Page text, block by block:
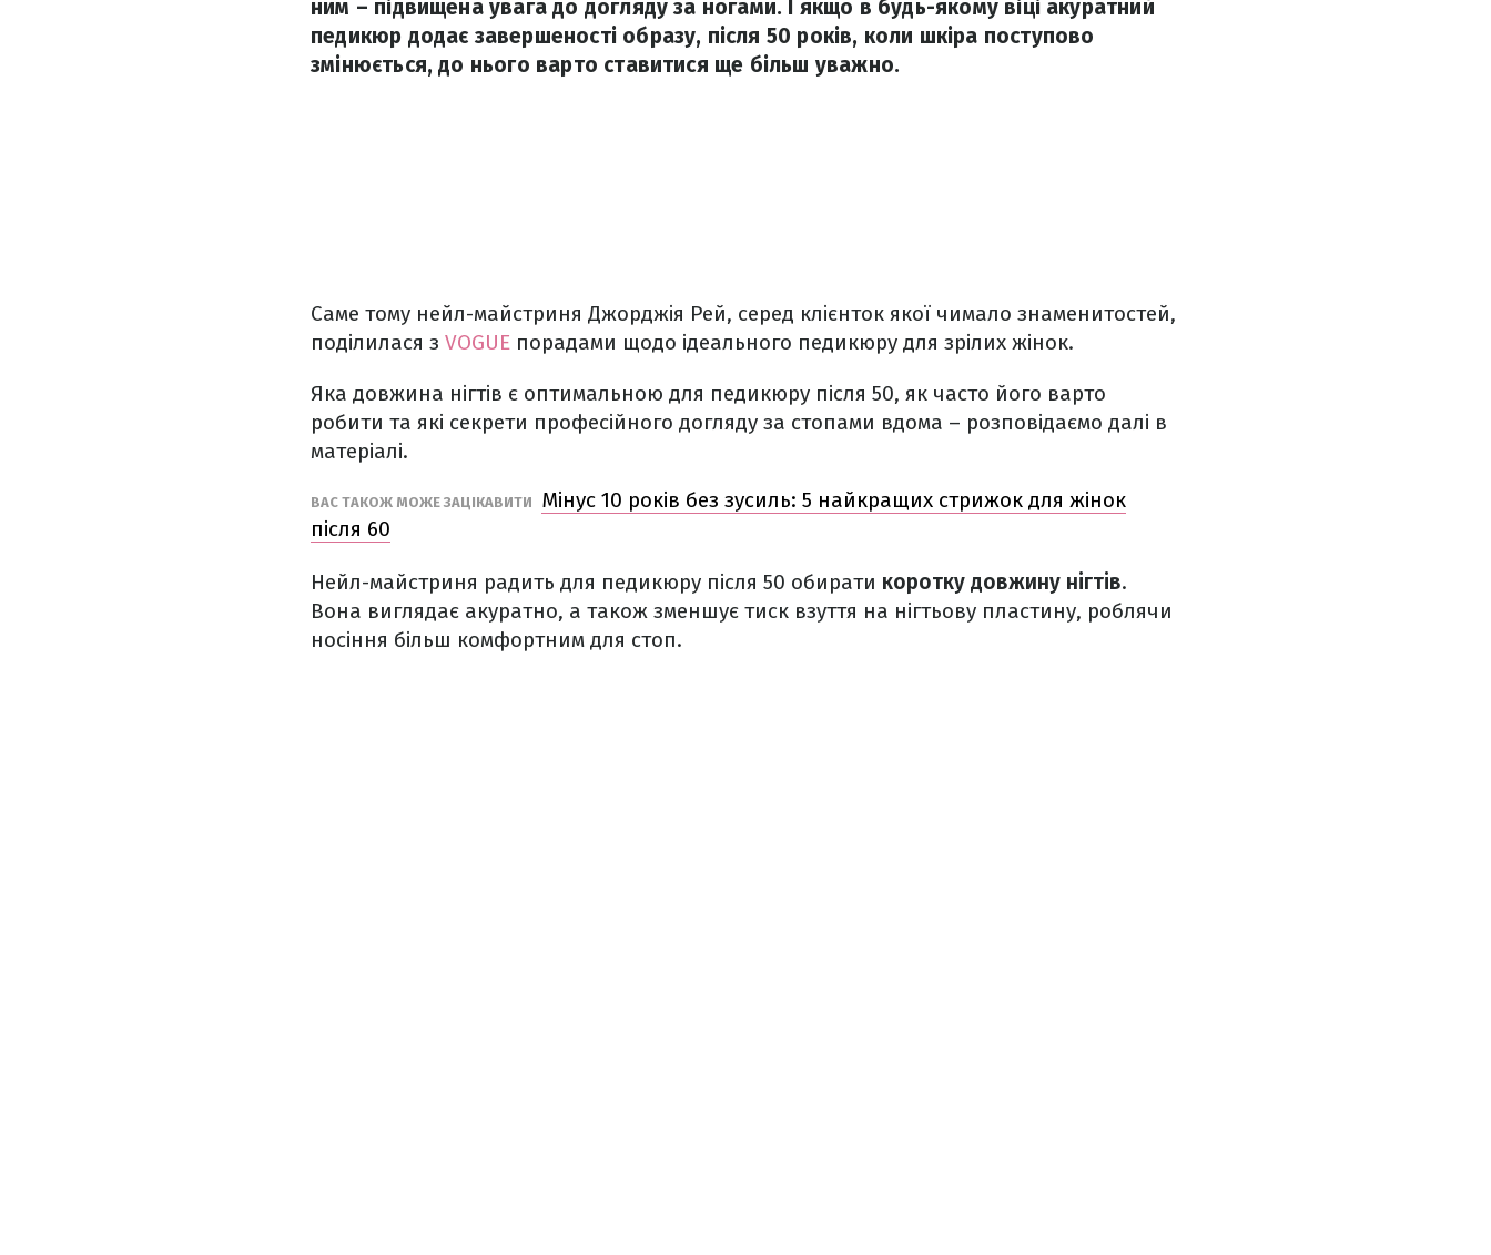
ним – підвищена увага до догляду за ногами. І якщо в будь-якому віці акуратний
педикюр додає завершеності образу, після 50 років, коли шкіра поступово
змінюється, до нього варто ставитися ще більш уважно.
Саме тому нейл-майстриня Джорджія Рей, серед клієнток якої чимало знаменитостей,
поділилася з VOGUE порадами щодо ідеального педикюру для зрілих жінок.
Яка довжина нігтів є оптимальною для педикюру після 50, як часто його варто
робити та які секрети професійного догляду за стопами вдома – розповідаємо далі в
матеріалі.
ВАС ТАКОЖ МОЖЕ ЗАЦІКАВИТИ
Мінус 10 років без зусиль: 5 найкращих стрижок для жінок
після 60
Нейл-майстриня радить для педикюру після 50 обирати коротку довжину нігтів.
Вона виглядає акуратно, а також зменшує тиск взуття на нігтьову пластину, роблячи
носіння більш комфортним для стоп.